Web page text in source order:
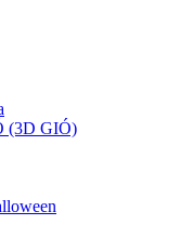
(3D GIÓ)